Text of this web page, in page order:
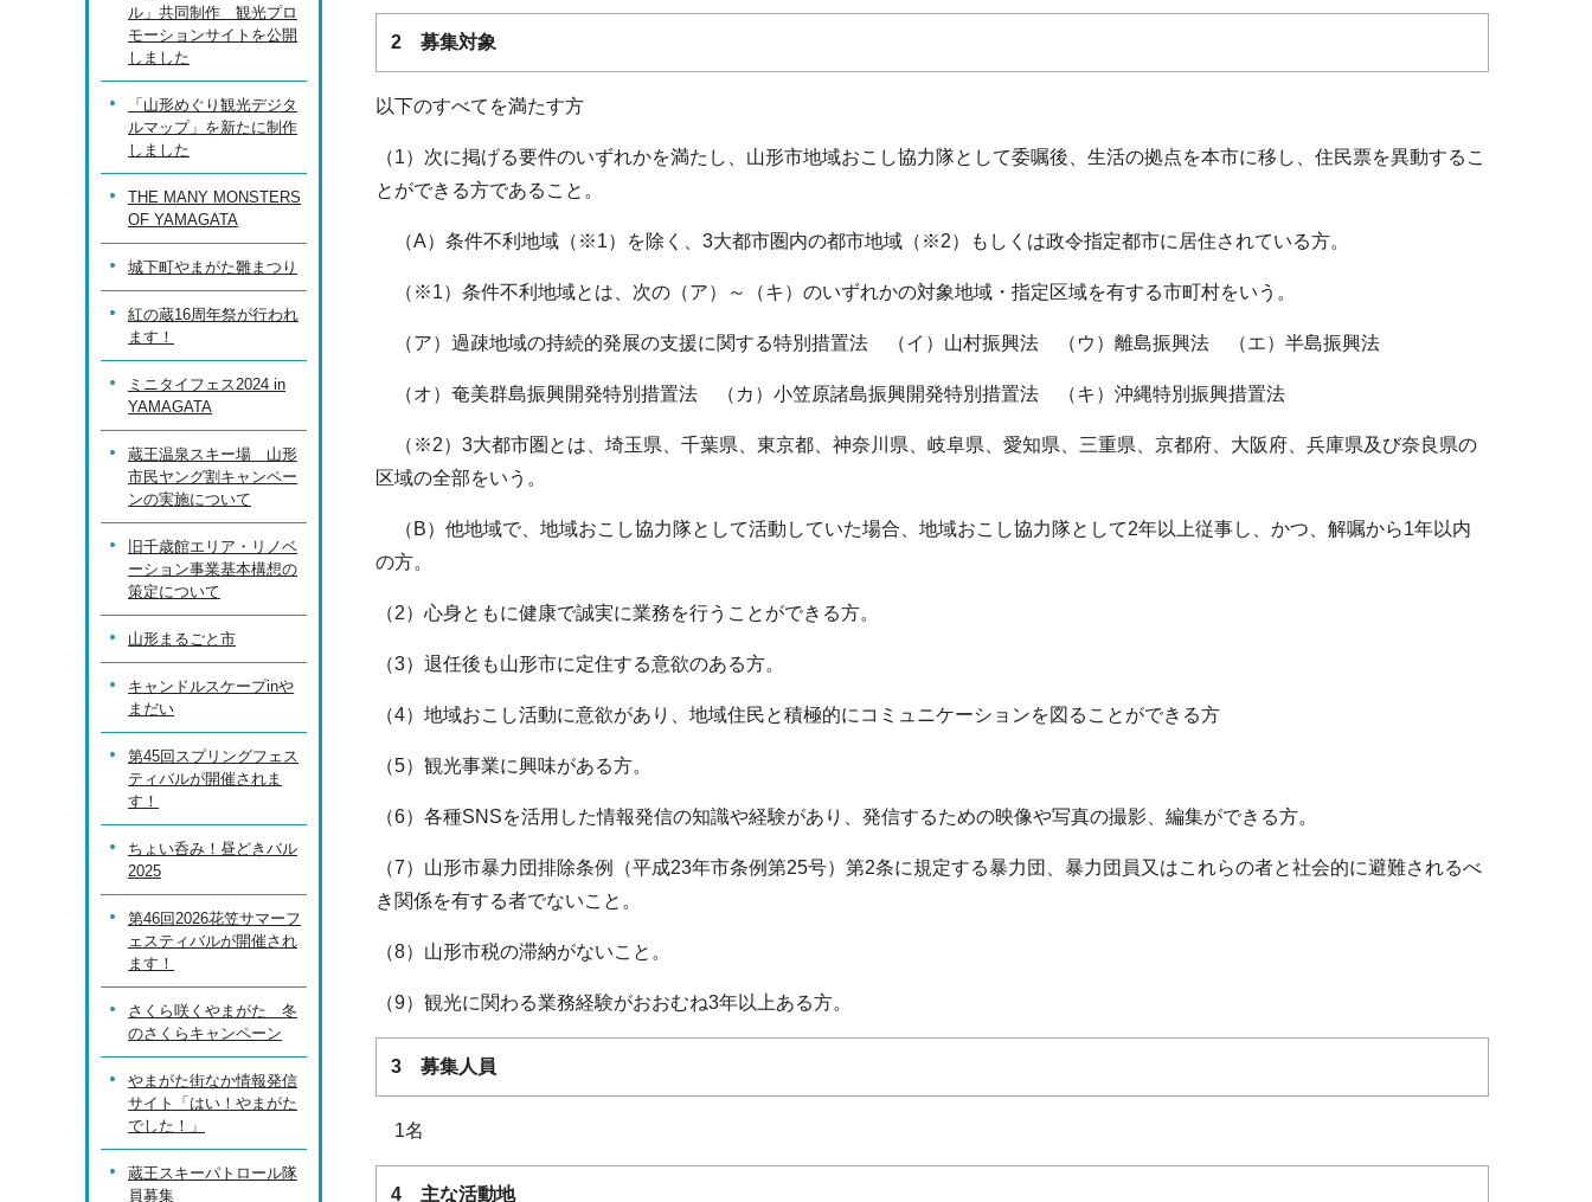
2 募集対象
以下のすべてを満たす方
（1）次に掲げる要件のいずれかを満たし、山形市地域おこし協力隊として委嘱後、生活の拠点を本市に移し、住民票を異動するこ
とができる方であること。
（A）条件不利地域（※1）を除く、3大都市圏内の都市地域（※2）もしくは政令指定都市に居住されている方。
（※1）条件不利地域とは、次の（ア）～（キ）のいずれかの対象地域・指定区域を有する市町村をいう。
（ア）過疎地域の持続的発展の支援に関する特別措置法 （イ）山村振興法 （ウ）離島振興法 （エ）半島振興法
（オ）奄美群島振興開発特別措置法 （カ）小笠原諸島振興開発特別措置法 （キ）沖縄特別振興措置法
（※2）3大都市圏とは、埼玉県、千葉県、東京都、神奈川県、岐阜県、愛知県、三重県、京都府、大阪府、兵庫県及び奈良県の
区域の全部をいう。
（B）他地域で、地域おこし協力隊として活動していた場合、地域おこし協力隊として2年以上従事し、かつ、解嘱から1年以内
の方。
（2）心身ともに健康で誠実に業務を行うことができる方。
（3）退任後も山形市に定住する意欲のある方。
（4）地域おこし活動に意欲があり、地域住民と積極的にコミュニケーションを図ることができる方
（5）観光事業に興味がある方。
（6）各種SNSを活用した情報発信の知識や経験があり、発信するための映像や写真の撮影、編集ができる方。
（7）山形市暴力団排除条例（平成23年市条例第25号）第2条に規定する暴力団、暴力団員又はこれらの者と社会的に避難されるべ
き関係を有する者でないこと。
（8）山形市税の滞納がないこと。
（9）観光に関わる業務経験がおおむね3年以上ある方。
3 募集人員
1名
4 主な活動地
ル」共同制作 観光プロ
モーションサイトを公開
しました
「山形めぐり観光デジタ
ルマップ」を新たに制作
しました
THE MANY MONSTERS
OF YAMAGATA
城下町やまがた雛まつり
紅の蔵16周年祭が行われ
ます！
ミニタイフェス2024 in
YAMAGATA
蔵王温泉スキー場 山形
市民ヤング割キャンペー
ンの実施について
旧千歳館エリア・リノベ
ーション事業基本構想の
策定について
山形まるごと市
キャンドルスケープinや
まだい
第45回スプリングフェス
ティバルが開催されま
す！
ちょい呑み！昼どきバル
2025
第46回2026花笠サマーフ
ェスティバルが開催され
ます！
さくら咲くやまがた 冬
のさくらキャンペーン
やまがた街なか情報発信
サイト「はい！やまがた
でした！」
蔵王スキーパトロール隊
員募集